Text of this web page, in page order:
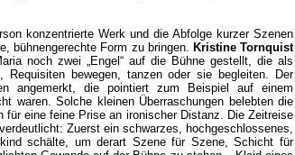
konzentrierte Werk und die Abfolge kurzer Szenen
bühnengerechte Form zu bringen. Kristine Tornquist
noch zwei „Engel“ auf die Bühne gestellt, die als
bewegen, tanzen oder sie begleiten. Der
angemerkt, die pointiert zum Beispiel auf einem
waren. Solche kleinen Überraschungen belebten die
eine feine Prise an ironischer Distanz. Die Zeitreise
Zuerst ein schwarzes, hochgeschlossenes,
schälte, um derart Szene für Szene, Schicht für